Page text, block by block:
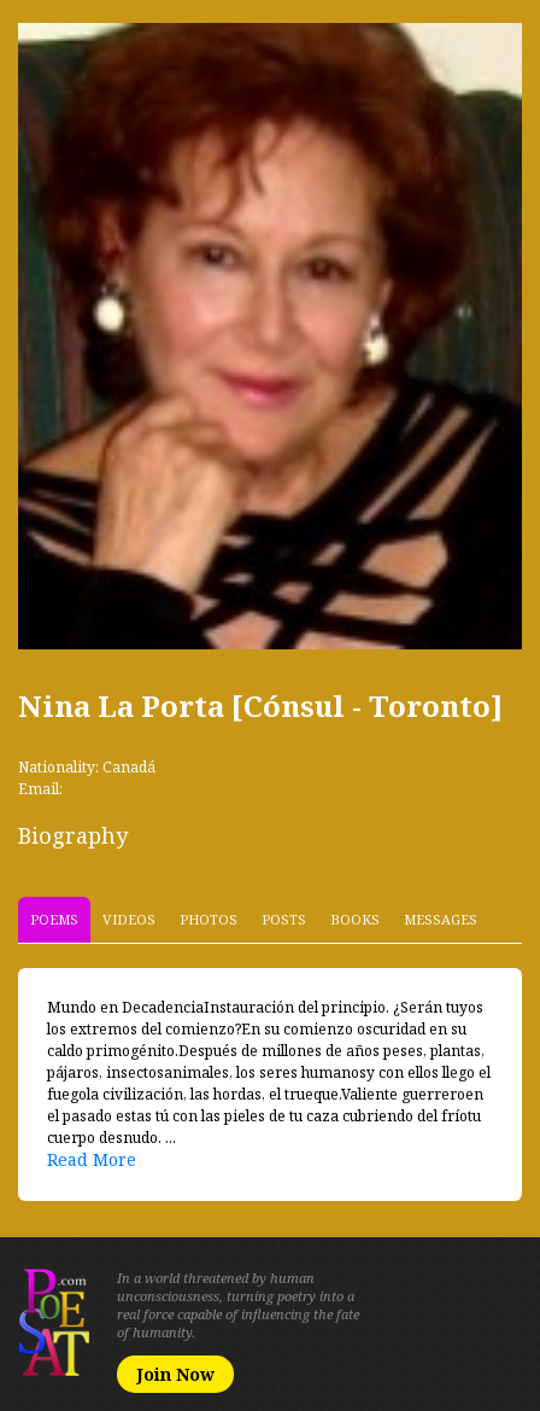
Nina La Porta [Cónsul - Toronto]
Nationality: Canadá
Email:
Biography
POEMS VIDEOS PHOTOS POSTS BOOKS MESSAGES
Mundo en DecadenciaInstauración del principio. ¿Serán tuyos
los extremos del comienzo?En su comienzo oscuridad en su
caldo primogénito.Después de millones de años peses, plantas,
pájaros, insectosanimales, los seres humanosy con ellos llego el
fuegola civilización, las hordas, el trueque.Valiente guerreroen
el pasado estas tú con las pieles de tu caza cubriendo del fríotu
cuerpo desnudo. ...
Read More
In a world threatened by human
unconsciousness, turning poetry into a
real force capable of influencing the fate
of humanity.
Join Now